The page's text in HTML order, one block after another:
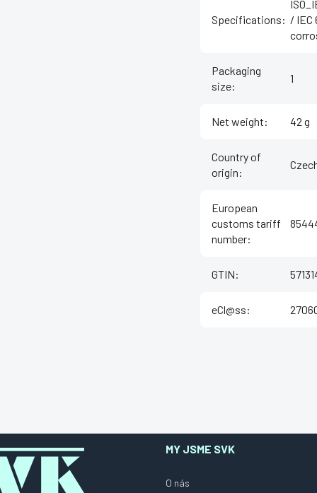
Specifications: / IEC
Packaging
size:
1
Net weight: 42 g
Country of
origin:
European
customs tariff
number:
GTIN:
eCl@ss:
MY JSME SVK
O nás